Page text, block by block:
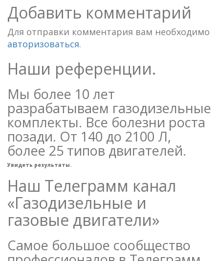
Добавить комментарий
Для отправки комментария вам необходимо
авторизоваться.
Наши референции.
Мы более 10 лет
разрабатываем газодизельные
комплекты. Все болезни роста
позади. От 140 до 2100 Л,
более 25 типов двигателей.
Увидеть результаты.
Наш Телеграмм канал
«Газодизельные и
газовые двигатели»
Самое большое сообщество